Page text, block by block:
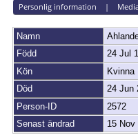
Personlig information |
Namn
Född
24 Jul
Kön
Kvinna
Död
24 Jun
Person-ID
2572
Senast ändrad
15 Nov